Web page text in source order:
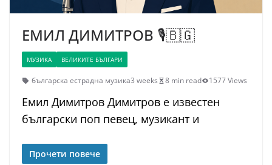
ЕМИЛ ДИМИТРОВ 🎙️🇧🇬
МУЗИКА ВЕЛИКИТЕ БЪЛГАРИ
българска естрадна музика3 weeks 8 min read 1577 Views
Емил Димитров Димитров е известен
български поп певец, музикант и
Прочети повече